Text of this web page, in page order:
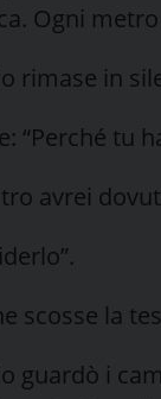
Ogni
rimase in
“Perché tu
avrei
scosse la
guardò i